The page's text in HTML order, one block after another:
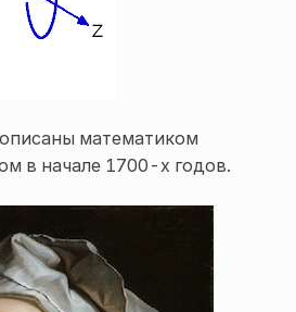
математиком
в начале 1700-х годов.